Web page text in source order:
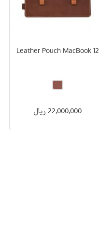
Leather Pouch MacBook 12
22,000,000 ریال